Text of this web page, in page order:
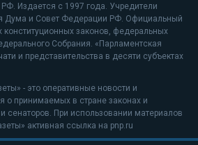
Издается с 1997 года. Учредители
Дума и Совет Федерации РФ. Официальный
конституционных законов, федеральных
Собрания. «Парламентская
и представительства в десяти субъектах
- это оперативные новости и
о принимаемых в стране законах и
сенаторов. При использовании материалов
активная ссылка на pnp.ru